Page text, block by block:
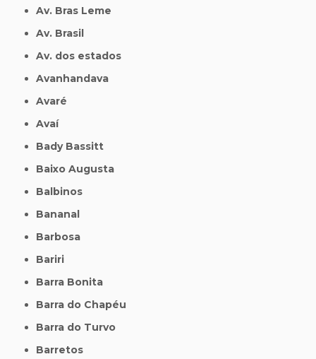
Av. Bras Leme
Av. Brasil
Av. dos estados
Avanhandava
Avaré
Avaí
Bady Bassitt
Baixo Augusta
Balbinos
Bananal
Barbosa
Bariri
Barra Bonita
Barra do Chapéu
Barra do Turvo
Barretos